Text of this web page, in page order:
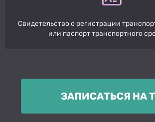
Свидетельство о регистрации
или паспорт транспортного
ЗАПИСАТЬСЯ НА